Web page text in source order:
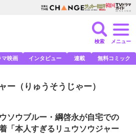
検索 メニュー
マ映画 インタビュー 連載 無料コミック
ー （りゅうそうじゃー）
ソウブルー・綱啓永が自宅での
「本人すぎるリュウソウジャー